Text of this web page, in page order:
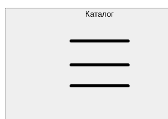
Каталог